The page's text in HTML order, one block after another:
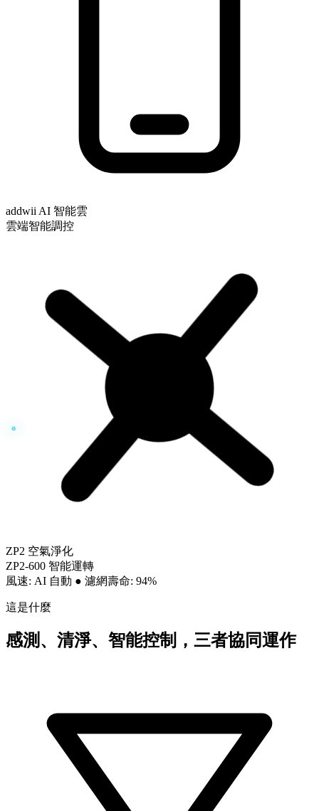
addwii AI 智能雲
雲端智能調控
ZP2 空氣淨化
ZP2-600 智能運轉
風速: AI 自動 ● 濾網壽命: 94%
這是什麼
感測、清淨、智能控制，三者協同運作